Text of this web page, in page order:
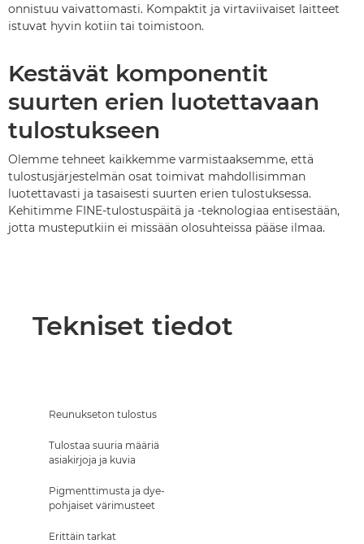
onnistuu vaivattomasti. Kompaktit ja virtaviivaiset laitteet
istuvat hyvin kotiin tai toimistoon.
Kestävät komponentit
suurten erien luotettavaan
tulostukseen
Olemme tehneet kaikkemme varmistaaksemme, että
tulostusjärjestelmän osat toimivat mahdollisimman
luotettavasti ja tasaisesti suurten erien tulostuksessa.
Kehitimme FINE-tulostuspäitä ja -teknologiaa entisestään,
jotta musteputkiin ei missään olosuhteissa pääse ilmaa.
Tekniset tiedot
Reunukseton tulostus
Tulostaa suuria määriä
asiakirjoja ja kuvia
Pigmenttimusta ja dye-
pohjaiset värimusteet
Erittäin tarkat